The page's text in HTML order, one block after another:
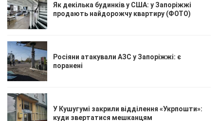
Як декілька будинків у США: у Запоріжжі
продають найдорожчу квартиру (ФОТО)
Росіяни атакували АЗС у Запоріжжі: є
поранені
У Кушугумі закрили відділення «Укрпошти»:
куди звертатися мешканцям